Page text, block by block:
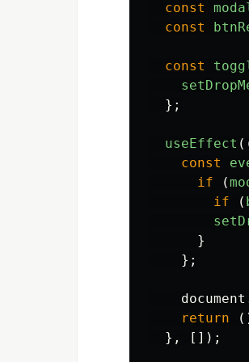
const
const
const
};
useEffect
const
if
(
if
(
}
};
document
return
},
[]);